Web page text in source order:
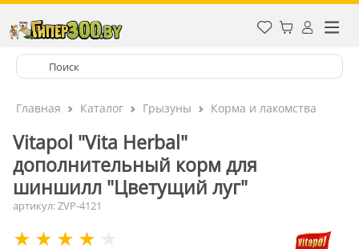
Главная Каталог Грызуны Корма и лакомства
Vitapol "Vita Herbal"
дополнительный корм для
шиншилл "Цветущий луг"
артикул: ZVP-4121